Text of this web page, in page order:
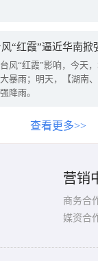
风“红霞”逼近华南
风“红霞”影响，今天
暴雨；明天，【湖南
降雨。
查看更多>>
营销
商务合
媒资合